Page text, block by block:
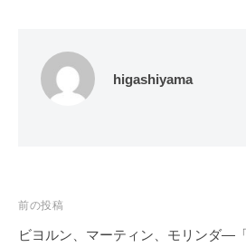
higashiyama
投
稿
前の投稿
ビヨルン、マーティン、モリンダ―